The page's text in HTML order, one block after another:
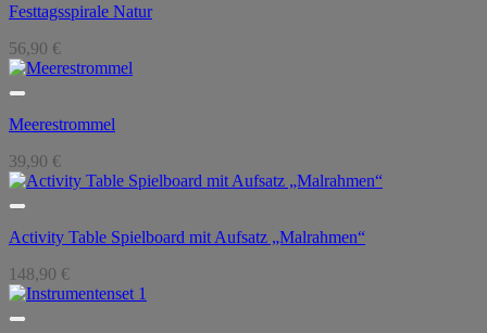
Festtagsspirale Natur
56,90 €
Meerestrommel
39,90 €
Activity Table Spielboard mit Aufsatz „Malrahmen“
148,90 €